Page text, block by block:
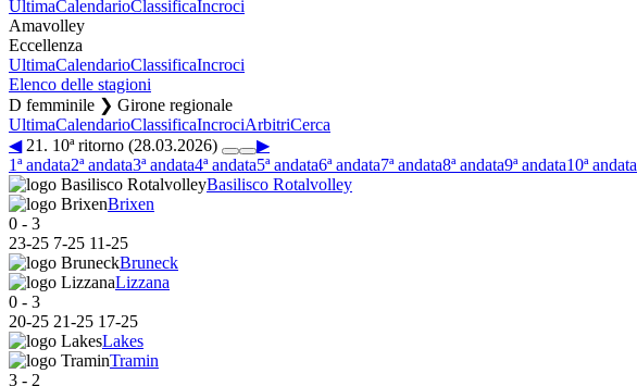
UltimaCalendarioClassificaIncroci
Amavolley
Eccellenza
UltimaCalendarioClassificaIncroci
Elenco delle stagioni
D femminile ❯ Girone regionale
UltimaCalendarioClassificaIncrociArbitriCerca
◀21. 10ª ritorno (28.03.2026)
▶
1ª andata2ª andata3ª andata4ª andata5ª andata6ª andata7ª andata8ª andata9ª andata10ª andata
Basilisco Rotalvolley
Brixen
0 - 3
23-25 7-25 11-25
Bruneck
Lizzana
0 - 3
20-25 21-25 17-25
Lakes
Tramin
3 - 2